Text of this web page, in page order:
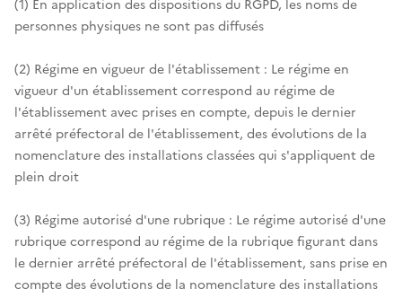
(1) En application des dispositions du RGPD, les noms de
personnes physiques ne sont pas diffusés
(2) Régime en vigueur de l'établissement : Le régime en
vigueur d'un établissement correspond au régime de
l'établissement avec prises en compte, depuis le dernier
arrêté préfectoral de l'établissement, des évolutions de la
nomenclature des installations classées qui s'appliquent de
plein droit
(3) Régime autorisé d'une rubrique : Le régime autorisé d'une
rubrique correspond au régime de la rubrique figurant dans
le dernier arrêté préfectoral de l'établissement, sans prise en
compte des évolutions de la nomenclature des installations